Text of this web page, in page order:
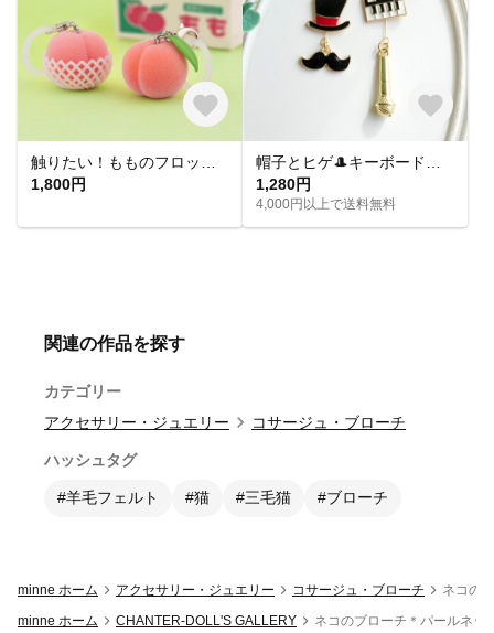
1,800円
1,280円
4,000円以上で送料無料
関連の作品を探す
カテゴリー
アクセサリー・ジュエリー
コサージュ・ブローチ
ハッシュタグ
#羊毛フェルト #猫 #三毛猫 #ブローチ
minne ホーム アクセサリー・ジュエリー コサージュ・ブローチ
ネコの
minne ホーム
CHANTER-DOLL'S GALLERY ネコのブローチ＊パールネッ